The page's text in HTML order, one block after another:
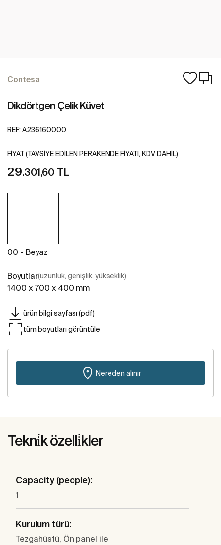
Contesa
Dikdörtgen Çelik Küvet
REF: A236160000
FIYAT (TAVSIYE EDILEN PERAKENDE FIYATI, KDV DAHIL)
29.301,60 TL
00 - Beyaz
Boyutlar(uzunluk, genişlik, yükseklik)
1400 x 700 x 400 mm
ürün bilgi sayfası (pdf)
tüm boyutları görüntüle
Nereden alınır
Tekni̇k özelli̇kler
Capacity (people):
1
Kurulum türü:
Tezgahüstü, Ön panel ile